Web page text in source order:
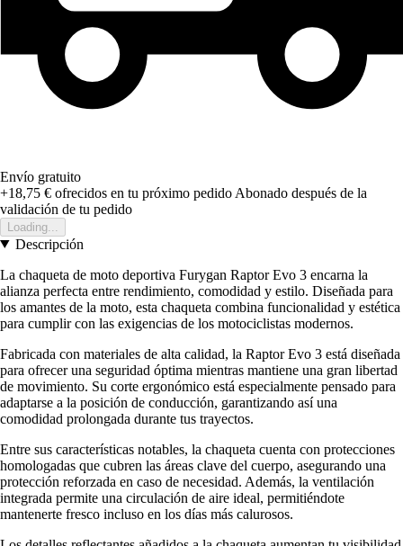
Envío gratuito
+18,75 € ofrecidos en tu próximo pedido Abonado después de la
validación de tu pedido
Loading...
Descripción
La chaqueta de moto deportiva Furygan Raptor Evo 3 encarna la
alianza perfecta entre rendimiento, comodidad y estilo. Diseñada para
los amantes de la moto, esta chaqueta combina funcionalidad y estética
para cumplir con las exigencias de los motociclistas modernos.
Fabricada con materiales de alta calidad, la Raptor Evo 3 está diseñada
para ofrecer una seguridad óptima mientras mantiene una gran libertad
de movimiento. Su corte ergonómico está especialmente pensado para
adaptarse a la posición de conducción, garantizando así una
comodidad prolongada durante tus trayectos.
Entre sus características notables, la chaqueta cuenta con protecciones
homologadas que cubren las áreas clave del cuerpo, asegurando una
protección reforzada en caso de necesidad. Además, la ventilación
integrada permite una circulación de aire ideal, permitiéndote
mantenerte fresco incluso en los días más calurosos.